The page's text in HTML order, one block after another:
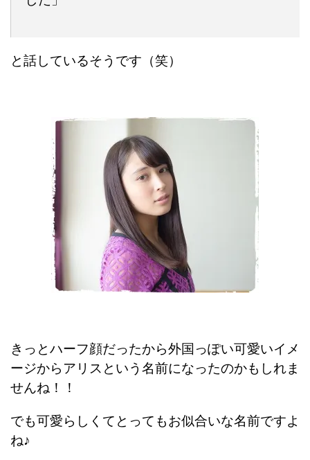
と話しているそうです（笑）
きっとハーフ顔だったから外国っぽい可愛いイメ
ージからアリスという名前になったのかもしれま
せんね！！
でも可愛らしくてとってもお似合いな名前ですよ
ね♪